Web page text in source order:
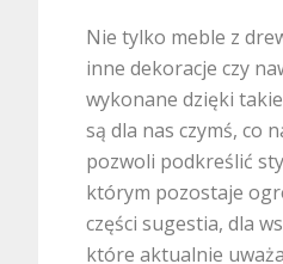
Nie tylko meble z
inne dekoracje czy
wykonane dzięki
są dla nas czymś, co
pozwoli podkreślić
którym pozostaje
części sugestia, dla
które aktualnie